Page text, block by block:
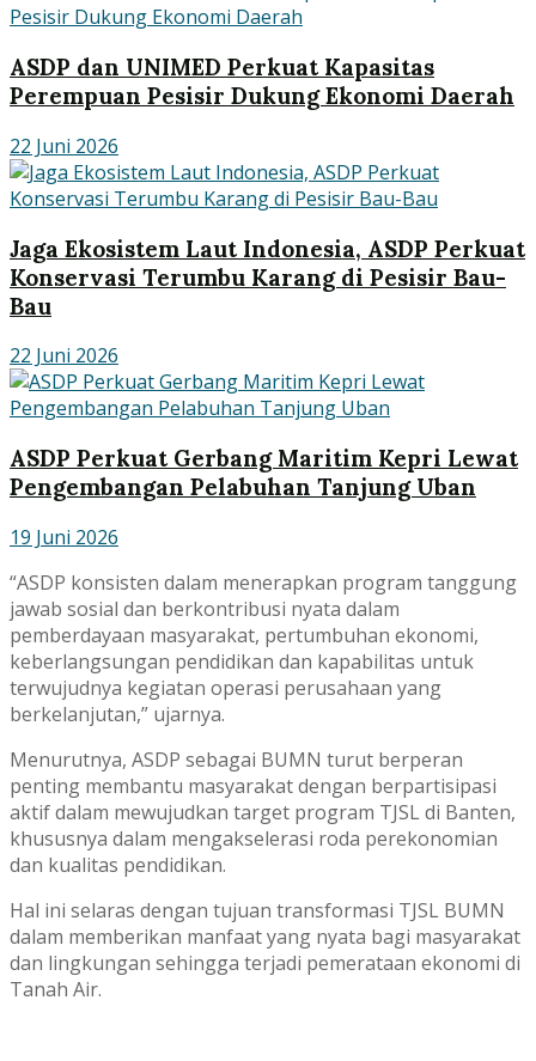
ASDP dan UNIMED Perkuat Kapasitas
Perempuan Pesisir Dukung Ekonomi Daerah
22 Juni 2026
Jaga Ekosistem Laut Indonesia, ASDP Perkuat
Konservasi Terumbu Karang di Pesisir Bau-
Bau
22 Juni 2026
ASDP Perkuat Gerbang Maritim Kepri Lewat
Pengembangan Pelabuhan Tanjung Uban
19 Juni 2026
“ASDP konsisten dalam menerapkan program tanggung
jawab sosial dan berkontribusi nyata dalam
pemberdayaan masyarakat, pertumbuhan ekonomi,
keberlangsungan pendidikan dan kapabilitas untuk
terwujudnya kegiatan operasi perusahaan yang
berkelanjutan,” ujarnya.
Menurutnya, ASDP sebagai BUMN turut berperan
penting membantu masyarakat dengan berpartisipasi
aktif dalam mewujudkan target program TJSL di Banten,
khususnya dalam mengakselerasi roda perekonomian
dan kualitas pendidikan.
Hal ini selaras dengan tujuan transformasi TJSL BUMN
dalam memberikan manfaat yang nyata bagi masyarakat
dan lingkungan sehingga terjadi pemerataan ekonomi di
Tanah Air.